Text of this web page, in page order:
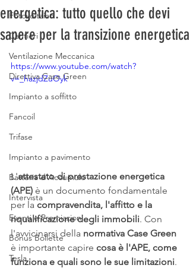
Fotovoltaico
Cantieri
Ventilazione Meccanica
Direttiva Case Green
Impianto a soffitto
Fancoil
Trifase
Impianto a pavimento
Batteria d'Accumulo
Intervista
Eventi e Premiazioni
Bonus Bollette
Tesla
energetica: tutto quello che devi
sapere per la transizione energetica
https://www.youtube.com/watch?
v=_hazjdZuOyk
L'attestato di prestazione energetica
(APE) è un documento fondamentale
per la compravendita, l'affitto e la
riqualificazione degli immobili. Con
l'avvicinarsi della normativa Case Green
è importante capire cosa è l'APE, come
funziona e quali sono le sue limitazioni.